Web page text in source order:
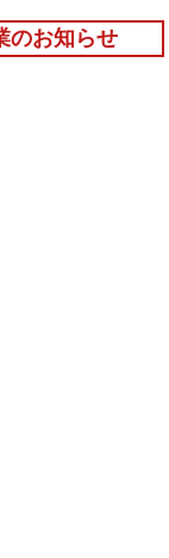
のお知らせ